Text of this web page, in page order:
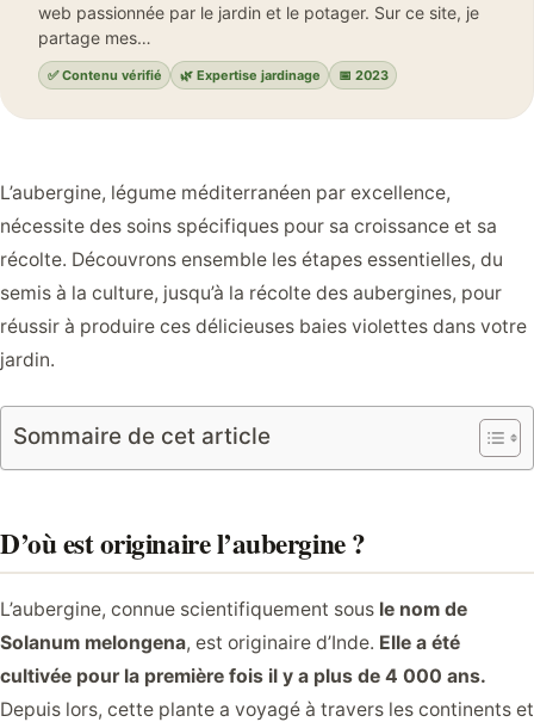
web passionnée par le jardin et le potager. Sur ce site, je
partage mes…
✅ Contenu vérifié 🌿 Expertise jardinage 📅 2023
L’aubergine, légume méditerranéen par excellence,
nécessite des soins spécifiques pour sa croissance et sa
récolte. Découvrons ensemble les étapes essentielles, du
semis à la culture, jusqu’à la récolte des aubergines, pour
réussir à produire ces délicieuses baies violettes dans votre
jardin.
Sommaire de cet article
D’où est originaire l’aubergine ?
L’aubergine, connue scientifiquement sous le nom de
Solanum melongena, est originaire d’Inde. Elle a été
cultivée pour la première fois il y a plus de 4 000 ans.
Depuis lors, cette plante a voyagé à travers les continents et